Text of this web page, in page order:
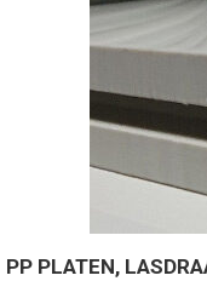
PP PLATEN,